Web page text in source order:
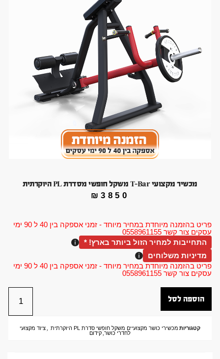
פריט בהזמנה מיוחדת במחיר מיוחד - זמני אספקה בין 40 ל 90 ימי
עסקים צור קשר 0558961155
מכשיר מקצועי T-Bar משקל חופשי מסדרת PL היוקרתית
₪3850
התחייבות למחיר הזול ביותר בארץ! *
מדיניות משלוחים
פריט בהזמנה מיוחדת במחיר מיוחד - זמני אספקה בין 40 ל 90 ימי
עסקים צור קשר 0558961155
הוספה לסל
קטגוריות מכשירי כושר מקצועיים משקל חופשי סדרת PL היוקרתית ,ציוד מקצועי
לחדרי כושר,קידום